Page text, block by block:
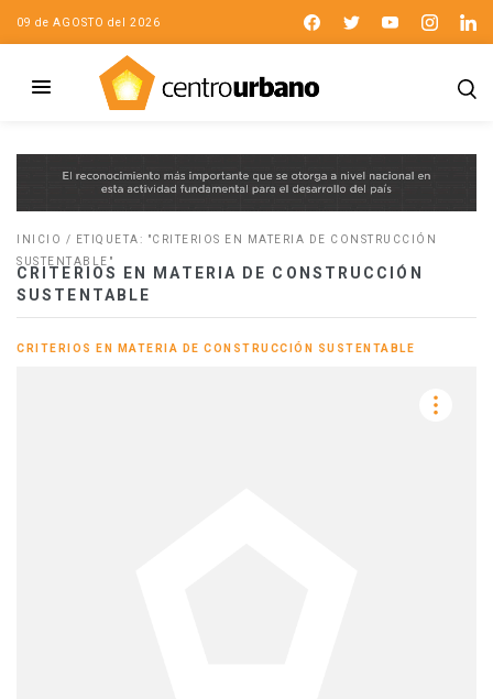
09 de AGOSTO del 2026
INICIO /
ETIQUETA: "CRITERIOS EN MATERIA DE CONSTRUCCIÓN
SUSTENTABLE"
CRITERIOS EN MATERIA DE CONSTRUCCIÓN
SUSTENTABLE
CRITERIOS EN MATERIA DE CONSTRUCCIÓN SUSTENTABLE